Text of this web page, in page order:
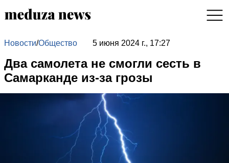
Новости/Общество 5 июня 2024 г., 17:27
Два самолета не смогли сесть в
Самарканде из-за грозы